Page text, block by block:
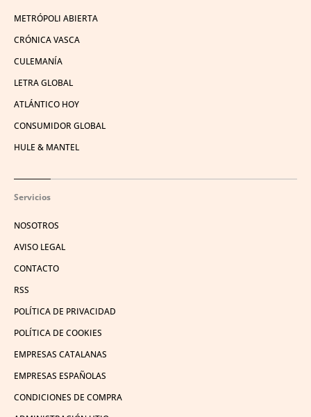
METRÓPOLI ABIERTA
CRÓNICA VASCA
CULEMANÍA
LETRA GLOBAL
ATLÁNTICO HOY
CONSUMIDOR GLOBAL
HULE & MANTEL
Servicios
NOSOTROS
AVISO LEGAL
CONTACTO
RSS
POLÍTICA DE PRIVACIDAD
POLÍTICA DE COOKIES
EMPRESAS CATALANAS
EMPRESAS ESPAÑOLAS
CONDICIONES DE COMPRA